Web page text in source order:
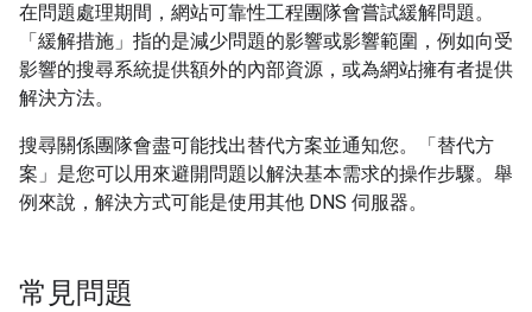
在問題處理期間，網站可靠性工程團隊會嘗試緩解問題。
「緩解措施」 指的是減少問題的影響或影響範圍，例如向受
影響的搜尋系統提供額外的內部資源，或為網站擁有者提供
解決方法。
搜尋關係團隊會盡可能找出替代方案並通知您。「替代方
案」 是您可以用來避開問題以解決基本需求的操作步驟。舉
例來說，解決方式可能是使用其他 DNS 伺服器。
常見問題